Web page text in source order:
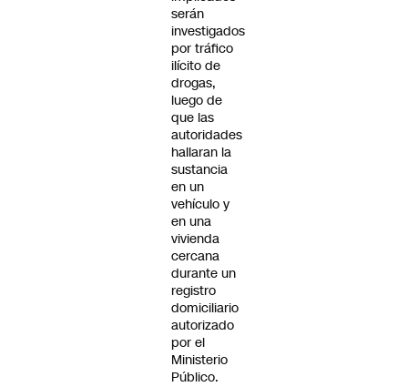
serán
investigados
por tráfico
ilícito de
drogas,
luego de
que las
autoridades
hallaran la
sustancia
en un
vehículo y
en una
vivienda
cercana
durante un
registro
domiciliario
autorizado
por el
Ministerio
Público.